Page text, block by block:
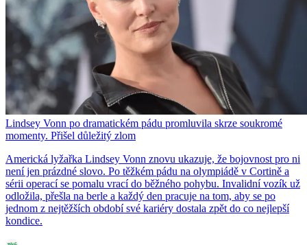
Lindsey Vonn po dramatickém pádu promluvila skrze soukromé
momenty. Přišel důležitý zlom
Americká lyžařka Lindsey Vonn znovu ukazuje, že bojovnost pro ni
není jen prázdné slovo. Po těžkém pádu na olympiádě v Cortině a
sérii operací se pomalu vrací do běžného pohybu. Invalidní vozík už
odložila, přešla na berle a každý den pracuje na tom, aby se po
jednom z nejtěžších období své kariéry dostala zpět do co nejlepší
kondice.